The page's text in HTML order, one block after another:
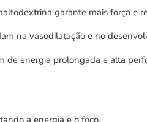
garante mais força e
na vasodilatação e no
de energia prolongada e alta